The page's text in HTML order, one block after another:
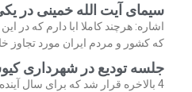
سیمای آیت الله خمینی در
اشاره: هرچند کاملا ابا دارم که
که کشور و مردم ایران مورد تجاوز
جلسه تودیع در شهرداری
4 بالاخره قرار شد که برای سال